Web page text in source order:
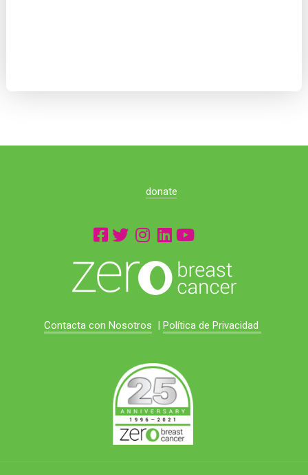
donate
Contacta con Nosotros | Política de Privacidad